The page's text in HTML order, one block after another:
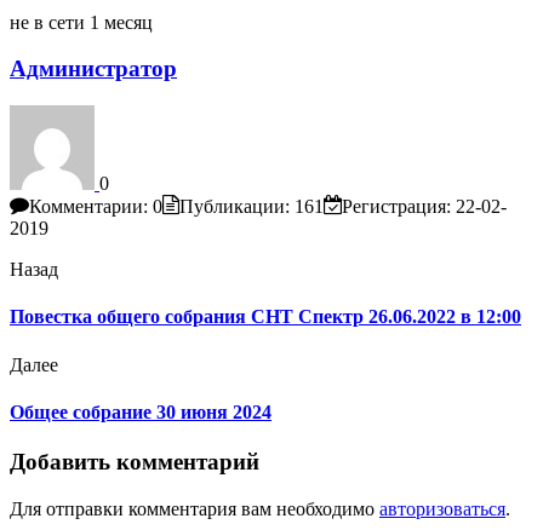
не в сети 1 месяц
Администратор
0
Комментарии: 0
Публикации: 161
Регистрация: 22-02-
2019
Назад
Повестка общего собрания СНТ Спектр 26.06.2022 в 12:00
Далее
Общее собрание 30 июня 2024
Добавить комментарий
Для отправки комментария вам необходимо авторизоваться.